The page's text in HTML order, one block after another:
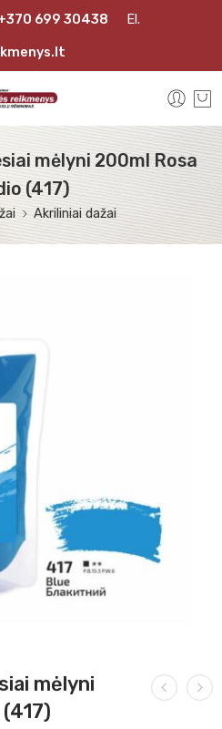
699 30438 El.
mėlyni 200ml Rosa
(417)
Akriliniai dažai
mėlyni